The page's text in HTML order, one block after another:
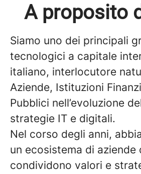
A proposito
Siamo uno dei principali
tecnologici a capitale
italiano, interlocutore
Aziende, Istituzioni
Pubblici nell’evoluzione
strategie IT e digitali.
Nel corso degli anni,
un ecosistema di aziende
condividono valori e